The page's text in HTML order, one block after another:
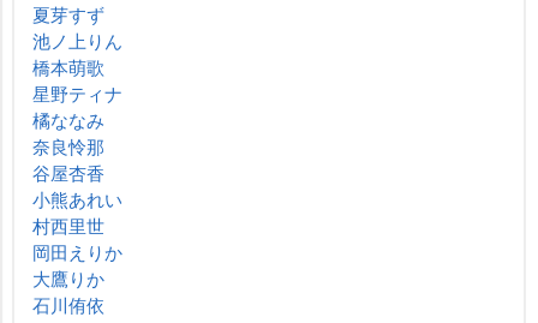
夏芽すず
池ノ上りん
橋本萌歌
星野ティナ
橘ななみ
奈良怜那
谷屋杏香
小熊あれい
村西里世
岡田えりか
大鷹りか
石川侑依